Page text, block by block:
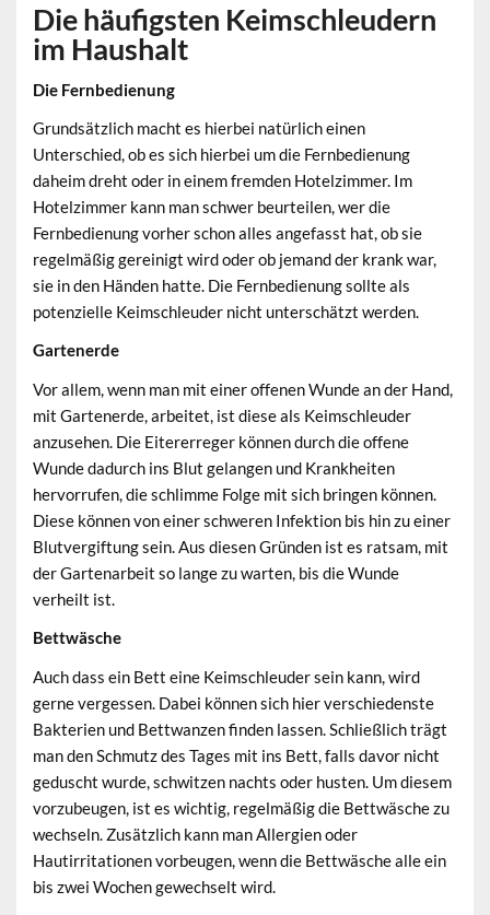
Die häufigsten Keimschleudern
im Haushalt
Die Fernbedienung
Grundsätzlich macht es hierbei natürlich einen
Unterschied, ob es sich hierbei um die Fernbedienung
daheim dreht oder in einem fremden Hotelzimmer. Im
Hotelzimmer kann man schwer beurteilen, wer die
Fernbedienung vorher schon alles angefasst hat, ob sie
regelmäßig gereinigt wird oder ob jemand der krank war,
sie in den Händen hatte. Die Fernbedienung sollte als
potenzielle Keimschleuder nicht unterschätzt werden.
Gartenerde
Vor allem, wenn man mit einer offenen Wunde an der Hand,
mit Gartenerde, arbeitet, ist diese als Keimschleuder
anzusehen. Die Eitererreger können durch die offene
Wunde dadurch ins Blut gelangen und Krankheiten
hervorrufen, die schlimme Folge mit sich bringen können.
Diese können von einer schweren Infektion bis hin zu einer
Blutvergiftung sein. Aus diesen Gründen ist es ratsam, mit
der Gartenarbeit so lange zu warten, bis die Wunde
verheilt ist.
Bettwäsche
Auch dass ein Bett eine Keimschleuder sein kann, wird
gerne vergessen. Dabei können sich hier verschiedenste
Bakterien und Bettwanzen finden lassen. Schließlich trägt
man den Schmutz des Tages mit ins Bett, falls davor nicht
geduscht wurde, schwitzen nachts oder husten. Um diesem
vorzubeugen, ist es wichtig, regelmäßig die Bettwäsche zu
wechseln. Zusätzlich kann man Allergien oder
Hautirritationen vorbeugen, wenn die Bettwäsche alle ein
bis zwei Wochen gewechselt wird.